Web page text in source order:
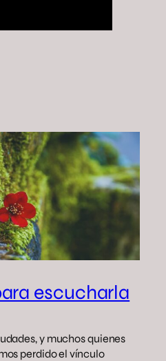
escucharla
y muchos quienes
perdido el vínculo